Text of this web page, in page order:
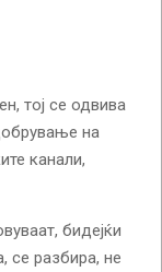
тој се одвива
на
канали,
бидејќи
се разбира, не